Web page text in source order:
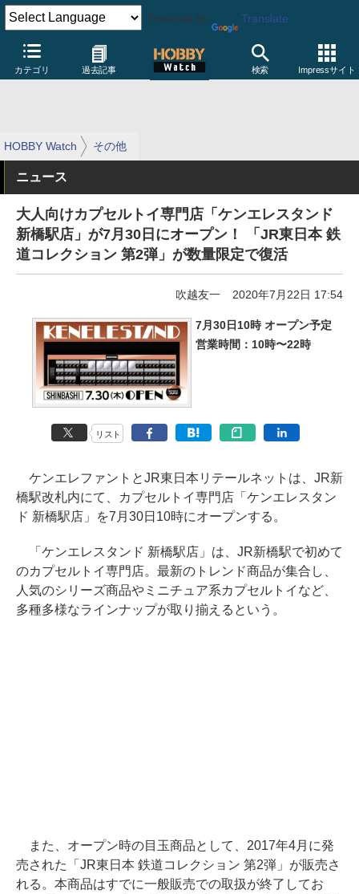
Powered by Translate
カテゴリ 過去記事 検索 Impressサイト
HOBBY Watch その他
ニュース
大人向けカプセルトイ専門店「ケンエレスタンド
新橋駅店」が7月30日にオープン！ 「JR東日本 鉄
道コレクション 第2弾」が数量限定で復活
吹越友一 2020年7月22日 17:54
7月30日10時 オープン予定
営業時間：10時〜22時
リスト
ケンエレファントとJR東日本リテールネットは、JR新
橋駅改札内にて、カプセルトイ専門店「ケンエレスタン
ド 新橋駅店」を7月30日10時にオープンする。
「ケンエレスタンド 新橋駅店」は、JR新橋駅で初めて
のカプセルトイ専門店。最新のトレンド商品が集合し、
人気のシリーズ商品やミニチュア系カプセルトイなど、
多種多様なラインナップが取り揃えるという。
また、オープン時の目玉商品として、2017年4月に発
売された「JR東日本 鉄道コレクション 第2弾」が販売さ
れる。本商品はすでに一般販売での取扱が終了してお